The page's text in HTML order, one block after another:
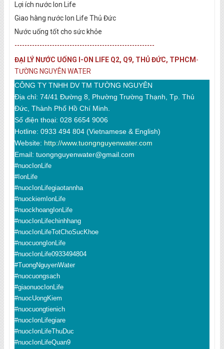
Lợi ích nước Ion Life
Giao hàng nước Ion Life Thủ Đức
Nước uống tốt cho sức khỏe
--------------------------------------------------------
ĐẠI LÝ NƯỚC UỐNG I-ON LIFE Q2, Q9, THỦ ĐỨC, TPHCM -
TƯỜNG NGUYÊN WATER
CÔNG TY TNHH DV TM TƯỜNG NGUYÊN
Địa chỉ: 74/41 Đường 8, Phường Trường Thạnh, Tp. Thủ
Đức, Thành Phố Hồ Chí Minh.
Số điện thoại: 028 6654 9006
Hotline: 0933 494 804 (Vietnamese & English)
Website: http://www.tuongnguyenwater.com
Email: tuongnguyenwater@gmail.com
#nuocIonLife
#IonLife
#nuocIonLifegiaotannha
#nuockiemIonLife
#nuockhoangIonLife
#nuocIonLifechinhhang
#nuocIonLifeTotChoSucKhoe
#nuocuongIonLife
#nuocIonLife0933494804
#TuongNguyenWater
#nuocuongsach
#giaonuocIonLife
#nuocUongKiem
#nuocuongtienich
#nuocIonLifegiare
#nuocIonLifeThuDuc
#nuocIonLifeQuan9